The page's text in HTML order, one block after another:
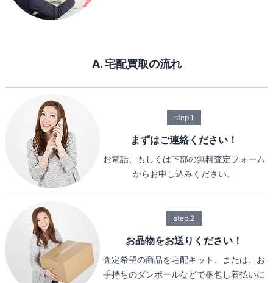
A. 宅配買取の流れ
step.1
まずはご連絡ください！
お電話、もしくは下部の無料査定フォーム
からお申し込みください。
step.2
お品物をお送りください！
査定希望の商品を宅配キット、または、お
手持ちのダンボールなどで梱包し着払いに